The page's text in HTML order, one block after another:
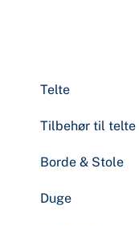
Telte
Tilbehør til telte
Borde & Stole
Duge